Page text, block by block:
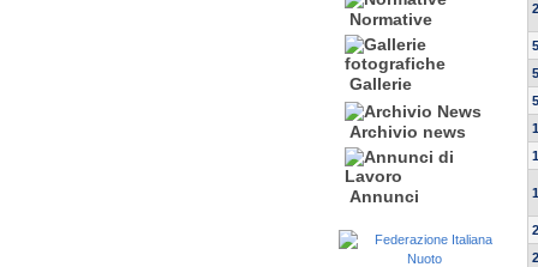
Normative
Gallerie
Archivio news
Annunci